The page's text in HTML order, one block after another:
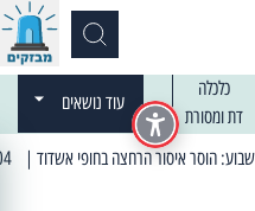
כלכלה
דת ומסורת
עוד נושאים
| 13:04 14/01/2025 עובדים בלילות: עבודות קרצוף וריבוד אספלט